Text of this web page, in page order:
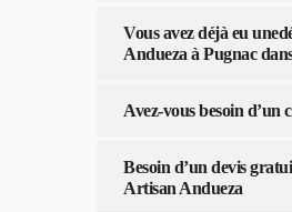
Vous avez déjà eu
Andueza à Pugnac
Avez-vous besoin d’un
Besoin d’un devis
Artisan Andueza